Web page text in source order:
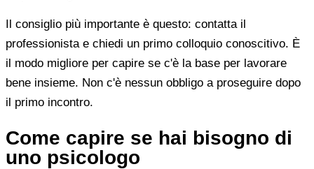
Il consiglio più importante è questo: contatta il
professionista e chiedi un primo colloquio conoscitivo. È
il modo migliore per capire se c'è la base per lavorare
bene insieme. Non c'è nessun obbligo a proseguire dopo
il primo incontro.
Come capire se hai bisogno di
uno psicologo